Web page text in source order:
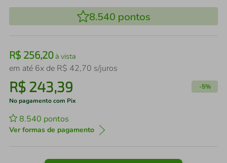
8.540 pontos
R$ 256,20à vista
em até 6x de R$ 42,70 s/juros
R$ 243,39 -5%
No pagamento com Pix
8.540 pontos
Ver formas de pagamento